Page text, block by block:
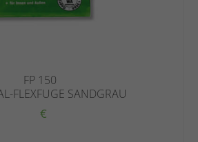
FP 150
FLEXFUGE SANDGRAU
€